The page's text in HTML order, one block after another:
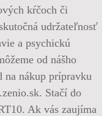
kŕčoch či
udržateľnosť
a psychickú
od nášho
nákup prípravku
Stačí do
Ak vás zaujíma